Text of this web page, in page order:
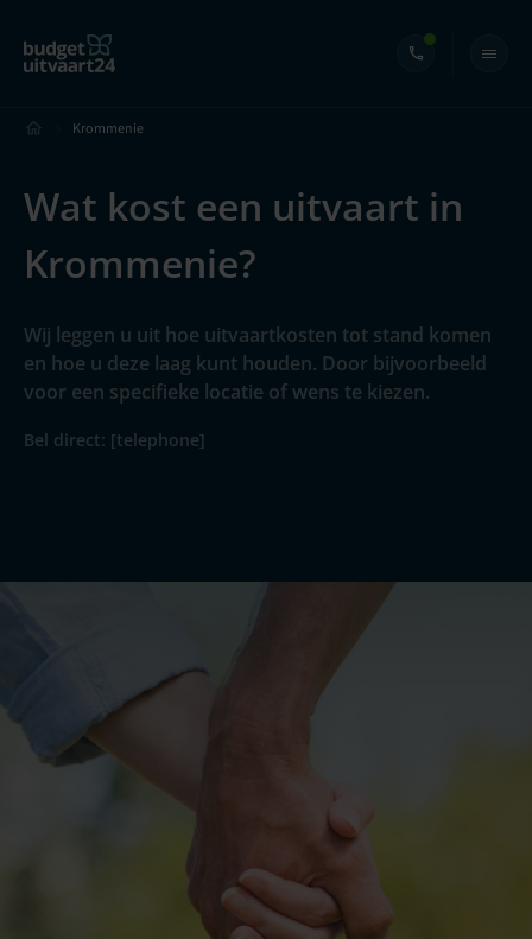
Krommenie
Wat kost een uitvaart in
Krommenie?
Wij leggen u uit hoe uitvaartkosten tot stand komen
en hoe u deze laag kunt houden. Door bijvoorbeeld
voor een specifieke locatie of wens te kiezen.
Bel direct: [telephone]